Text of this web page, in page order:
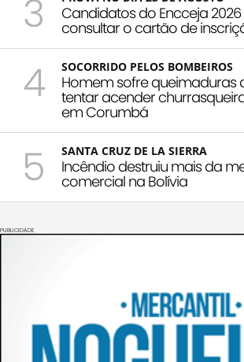
3 Candidatos do Encceja
consultar o cartão de
4 SOCORRIDO PELOS BOMBEIROS
Homem sofre queimaduras
tentar acender
em Corumbá
5 SANTA CRUZ DE LA SIERRA
Incêndio destruiu mais da
comercial na Bolívia
PUBLICIDADE